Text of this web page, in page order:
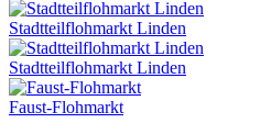
Stadtteilflohmarkt Linden
Stadtteilflohmarkt Linden
Faust-Flohmarkt